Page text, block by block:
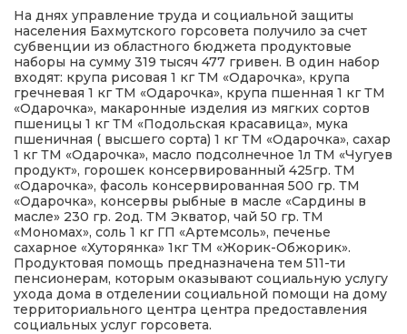
політика
місія
На днях управление труда и социальной защиты
населения Бахмутского горсовета получило за счет
субвенции из областного бюджета продуктовые
наборы на сумму 319 тысяч 477 гривен. В один набор
входят: крупа рисовая 1 кг ТМ «Одарочка», крупа
гречневая 1 кг ТМ «Одарочка», крупа пшенная 1 кг ТМ
«Одарочка», макаронные изделия из мягких сортов
пшеницы 1 кг ТМ «Подольская красавица», мука
пшеничная ( высшего сорта) 1 кг ТМ «Одарочка», сахар
1 кг ТМ «Одарочка», масло подсолнечное 1л ТМ «Чугуев
продукт», горошек консервированный 425гр. ТМ
«Одарочка», фасоль консервированная 500 гр. ТМ
«Одарочка», консервы рыбные в масле «Сардины в
масле» 230 гр. 2од. ТМ Экватор, чай 50 гр. ТМ
«Мономах», соль 1 кг ГП «Артемсоль», печенье
сахарное «Хуторянка» 1кг ТМ «Жорик-Обжорик».
Продуктовая помощь предназначена тем 511-ти
пенсионерам, которым оказывают социальную услугу
ухода дома в отделении социальной помощи на дому
территориального центра центра предоставления
социальных услуг горсовета.